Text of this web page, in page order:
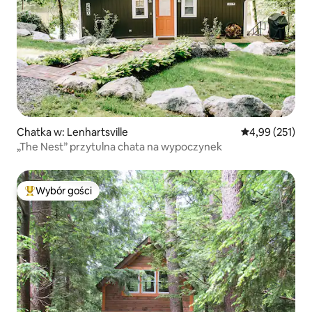
Chatka w: Lenhartsville Średnia
4,99 (251)
„The Nest” przytulna chata na wypoczynek
Najpopularniejsze z kategorii Wybór gości
Wybór gości